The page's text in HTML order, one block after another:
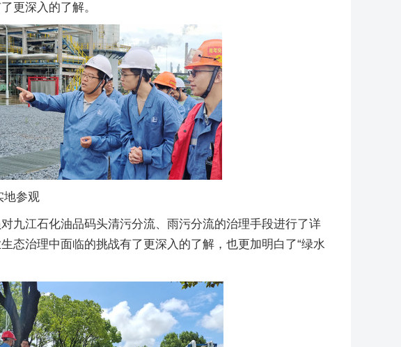
更深入的了解。
地参观
九江石化油品码头清污分流、雨污分流的治理手段进行了详
态治理中面临的挑战有了更深入的了解，也更加明白了“绿水